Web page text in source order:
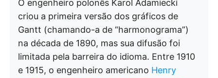
O engenheiro polonês Karol Adamiecki
criou a primeira versão dos gráficos de
Gantt (chamando-a de “harmonograma”)
na década de 1890, mas sua difusão foi
limitada pela barreira do idioma. Entre 1910
e 1915, o engenheiro americano Henry